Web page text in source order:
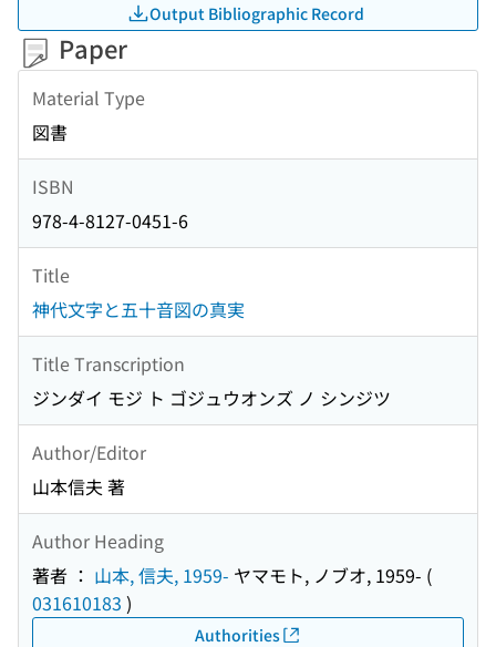
Output Bibliographic Record
Paper
Material Type
図書
ISBN
978-4-8127-0451-6
Title
神代文字と五十音図の真実
Title Transcription
ジンダイ モジ ト ゴジュウオンズ ノ シンジツ
Author/Editor
山本信夫 著
Author Heading
著者 ： 山本, 信夫, 1959- ヤマモト, ノブオ, 1959- (
031610183 )
Authorities